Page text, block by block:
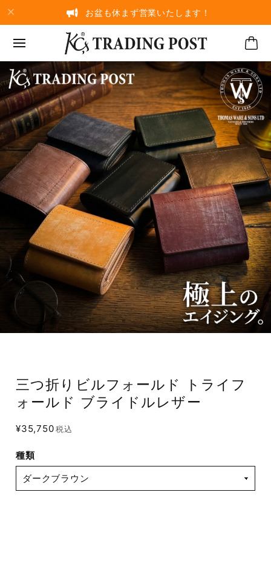
お盆も休まず営業いたします！
三つ折りビルフォールド トライフ
ォールド ブライドルレザー
¥35,750 税込
種類